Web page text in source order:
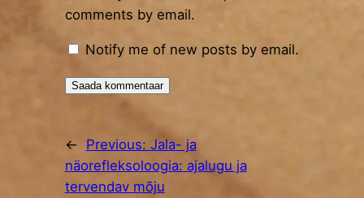
comments by email.
Notify me of new posts by email.
← Previous: Jala- ja
näorefleksoloogia: ajalugu ja
tervendav mõju